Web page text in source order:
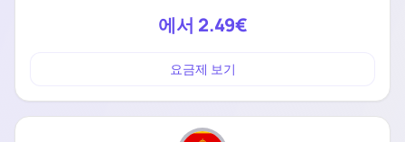
에서 2.49€
요금제 보기